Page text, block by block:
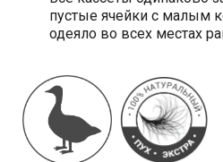
пустые ячейки с малым
одеяло во всех местах